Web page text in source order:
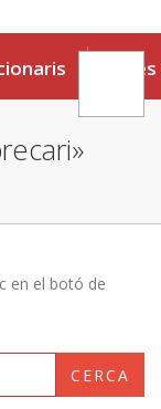
Eines
en el botó de
CERCA